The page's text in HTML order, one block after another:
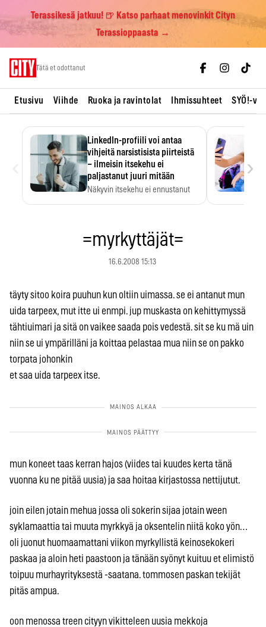
Terassikesä jatkuu! 🍺 Katso parhaat menovinkit Cityn
Terassioppaasta →
Tätä et odottanut
Etusivu Viihde Ruoka ja ravintolat Ihmissuhteet SYÖ!-
LinkedIn-profiili voi antaa
vihjeitä narsistisista piirteistä
– ilmeisin itsekehu ei
paljastanut juuri mitään
Näkyvin itsekehu ei ennustanut
›
=myrkyttäjät=
16.6.2008 15:13
täyty sitoo koira puuhun kun oltiin uimassa. se ei antanut mun
uida tarpeex, mut itte ui enmpi. jup muskasta on kehittymyssä
tähtiuimari ja sitä on vaikee saada pois vedestä. sit se ku mä uin
niin se ui ympärilläni ja koittaa pelastaa mua niin se on pakko
torpata johonkin
et saa uida tarpeex itse.
mun koneet taas kerran hajos (viides tai kuudes kerta tänä
vuonna ku ne pitää uusia) ja saa hoitaa kirjastossa nettijutut.
join eilen jotain mehua jossa oli sokerin sijaa jotain ween
syklamaattia tai muuta myrkkyä ja oksentelin niitä koko yön…
oli juonut huomaamattani viikon myrkyllistä keinosekokeri
paskaa ja aloin heti paastoon ja tänään syönyt kuituu et elimistö
toipuu murhayrityksestä -saatana. tommosen paskan tekijät
pitäs ampua.
oon menossa treen cityyn vikitteleen uusia mekkoja